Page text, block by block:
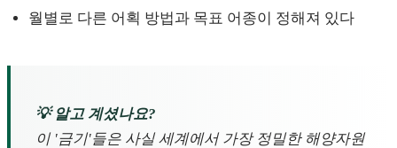
월별로 다른 어획 방법과 목표 어종이 정해져 있다
💡 알고 계셨나요?
이 '금기'들은 사실 세계에서 가장 정밀한 해양자원